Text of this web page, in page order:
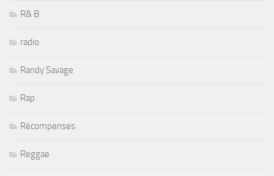
R& B
radio
Randy Savage
Rap
Récompenses
Reggae